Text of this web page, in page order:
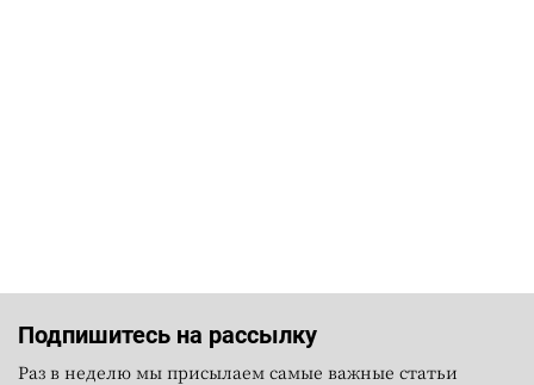
Подпишитесь на рассылку
Раз в неделю мы присылаем самые важные статьи